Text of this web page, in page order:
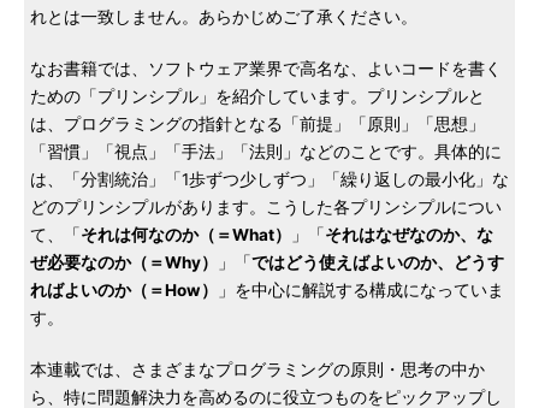
れとは一致しません。あらかじめご了承ください。
なお書籍では、ソフトウェア業界で高名な、よいコードを書く
ための「プリンシプル」を紹介しています。プリンシプルと
は、プログラミングの指針となる「前提」「原則」「思想」
「習慣」「視点」「手法」「法則」などのことです。具体的に
は、「分割統治」「1歩ずつ少しずつ」「繰り返しの最小化」な
どのプリンシプルがあります。こうした各プリンシプルについ
て、「それは何なのか（＝What） 」「それはなぜなのか、な
ぜ必要なのか（＝Why）
」「ではどう使えばよいのか、どうす
ればよいのか（＝How）
」を中心に解説する構成になっていま
す。
本連載では、さまざまなプログラミングの原則・思考の中か
ら、特に問題解決力を高めるのに役立つものをピックアップし